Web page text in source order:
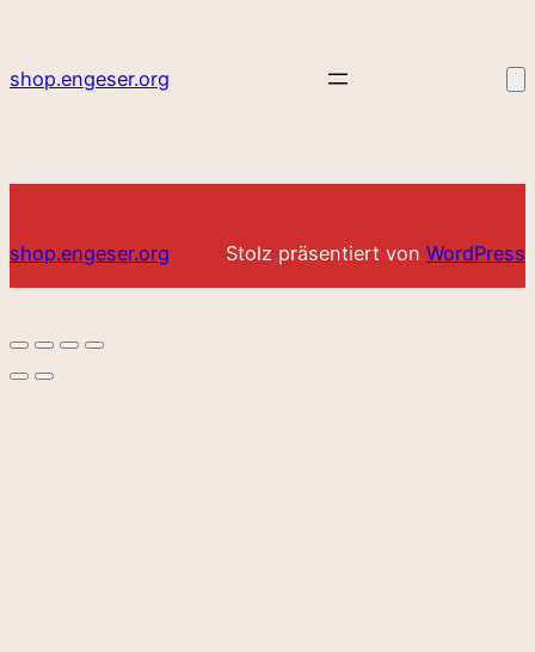
shop.engeser.org
shop.engeser.org Stolz präsentiert von WordPress